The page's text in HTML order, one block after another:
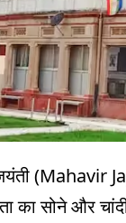
(Mahavir
का सोने और